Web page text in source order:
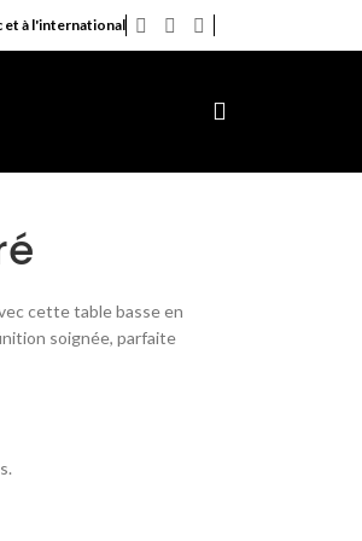
et à l'international
cette table basse en
soignée, parfaite